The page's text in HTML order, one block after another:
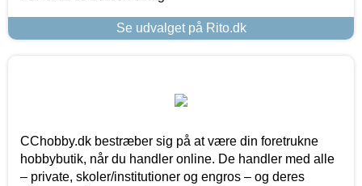
Se udvalget på Rito.dk
CChobby.dk bestræber sig på at være din foretrukne
hobbybutik, når du handler online. De handler med alle
– private, skoler/institutioner og engros – og deres